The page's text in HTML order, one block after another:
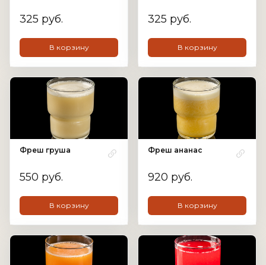
325 руб.
В корзину
325 руб.
В корзину
Фреш груша
550 руб.
В корзину
Фреш ананас
920 руб.
В корзину